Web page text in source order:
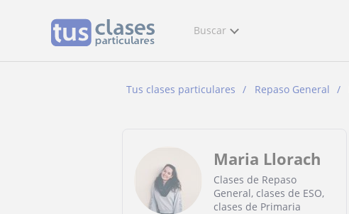
Buscar
Tus clases particulares Repaso General
Maria Llorach
Clases de Repaso
General, clases de ESO,
clases de Primaria